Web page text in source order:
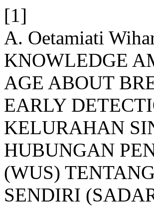
[1]
A. Oetamiati
KNOWLEDGE
AGE ABOUT
EARLY
KELURAHAN
HUBUNGAN
(WUS)
SENDIRI